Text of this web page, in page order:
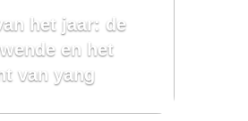
het jaar: de
en het
van yang